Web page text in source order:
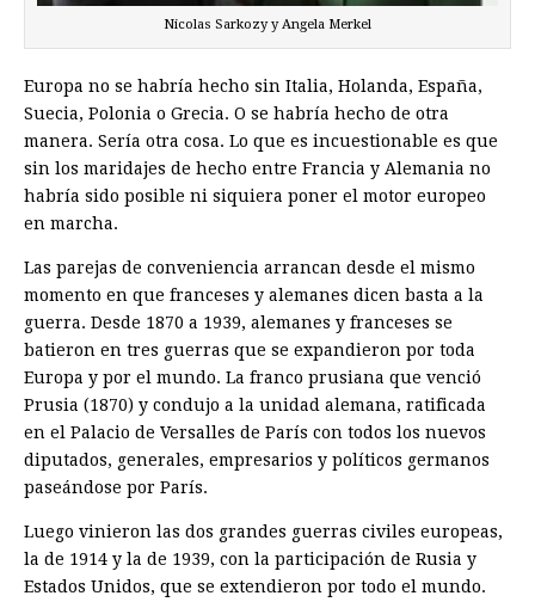
Nicolas Sarkozy y Angela Merkel
Europa no se habría hecho sin Italia, Holanda, España,
Suecia, Polonia o Grecia. O se habría hecho de otra
manera. Sería otra cosa. Lo que es incuestionable es que
sin los maridajes de hecho entre Francia y Alemania no
habría sido posible ni siquiera poner el motor europeo
en marcha.
Las parejas de conveniencia arrancan desde el mismo
momento en que franceses y alemanes dicen basta a la
guerra. Desde 1870 a 1939, alemanes y franceses se
batieron en tres guerras que se expandieron por toda
Europa y por el mundo. La franco prusiana que venció
Prusia (1870) y condujo a la unidad alemana, ratificada
en el Palacio de Versalles de París con todos los nuevos
diputados, generales, empresarios y políticos germanos
paseándose por París.
Luego vinieron las dos grandes guerras civiles europeas,
la de 1914 y la de 1939, con la participación de Rusia y
Estados Unidos, que se extendieron por todo el mundo.